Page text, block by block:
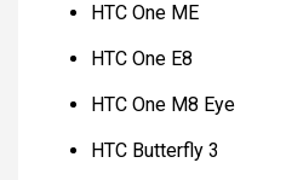
HTC One ME
HTC One E8
HTC One M8 Eye
HTC Butterfly 3